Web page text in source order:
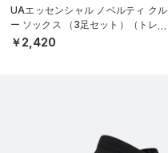
UAエッセンシャル ノベルティ クル
ー ソックス （3足セット）（トレー
ニング/WOMEN）
￥2,420